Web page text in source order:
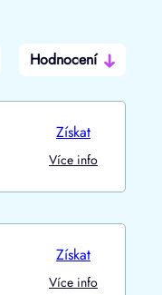
Hodnocení
Získat
Více info
Získat
Více info